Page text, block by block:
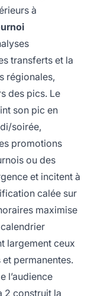
à
transferts et la
régionales,
des pics. Le
son pic en
soirée,
promotions
ou des
et incitent à
calée sur
maximise
largement ceux
permanentes.
l’audience
2 construit la